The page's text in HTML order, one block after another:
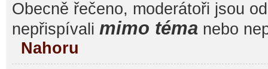
Obecně řečeno, moderátoři jsou
nepřispívali mimo téma nebo
Nahoru